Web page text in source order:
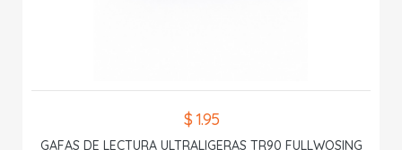
$ 1.95
GAFAS DE LECTURA ULTRALIGERAS TR90 FULLWOSING